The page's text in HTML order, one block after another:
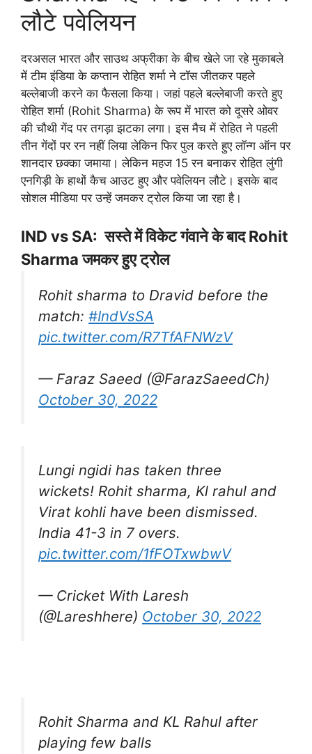
लौटे पवेलियन
दरअसल भारत और साउथ अफ्रीका के बीच खेले जा रहे मुकाबले
में टीम इंडिया के कप्तान रोहित शर्मा ने टॉस जीतकर पहले
बल्लेबाजी करने का फैसला किया। जहां पहले बल्लेबाजी करते हुए
रोहित शर्मा (Rohit Sharma) के रूप में भारत को दूसरे ओवर
की चौथी गेंद पर तगड़ा झटका लगा। इस मैच में रोहित ने पहली
तीन गेंदों पर रन नहीं लिया लेकिन फिर पुल करते हुए लॉन्ग ऑन पर
शानदार छक्का जमाया। लेकिन महज 15 रन बनाकर रोहित लुंगी
एनगिड़ी के हाथों कैच आउट हुए और पवेलियन लौटे। इसके बाद
सोशल मीडिया पर उन्हें जमकर ट्रोल किया जा रहा है।
IND vs SA: सस्ते में विकेट गंवाने के बाद Rohit
Sharma जमकर हुए ट्रोल
Rohit sharma to Dravid before the
match: #IndVsSA
pic.twitter.com/R7TfAFNWzV
— Faraz Saeed (@FarazSaeedCh)
October 30, 2022
Lungi ngidi has taken three
wickets! Rohit sharma, Kl rahul and
Virat kohli have been dismissed.
India 41-3 in 7 overs.
pic.twitter.com/1fFOTxwbwV
— Cricket With Laresh
(@Lareshhere) October 30, 2022
Rohit Sharma and KL Rahul after
playing few balls